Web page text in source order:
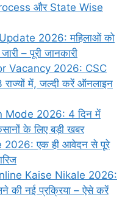
और State Wise
2026: महिलाओं को
– पूरी जानकारी
Vacancy 2026: CSC
राज्यों में, जल्दी करें ऑनलाइन
Mode 2026: 4 दिन में
के लिए बड़ी खबर
एक ही आवेदन से पूरे
Kaise Nikale 2026:
की नई प्रक्रिया – ऐसे करें